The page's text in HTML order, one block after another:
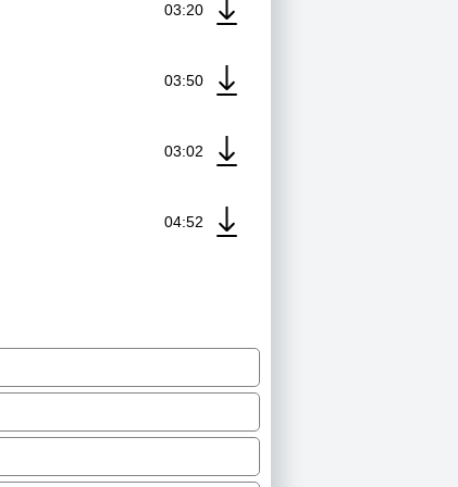
03:20
03:50
03:02
04:52